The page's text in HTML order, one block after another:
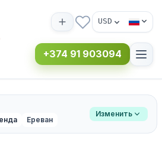
USD
+374 91 903094
Ереван
Изменить